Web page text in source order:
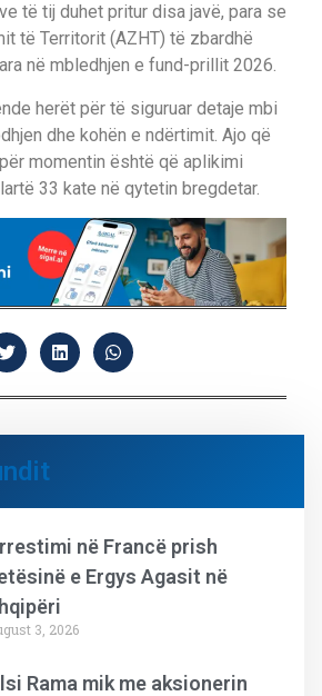
të tij duhet pritur disa javë, para se
të Territorit (AZHT) të zbardhë
në mbledhjen e fund-prillit 2026.
herët për të siguruar detaje mbi
dhe kohën e ndërtimit. Ajo që
momentin është që aplikimi
33 kate në qytetin bregdetar.
në Francë prish
e Ergys Agasit në
3, 2026
Rama mik me aksionerin